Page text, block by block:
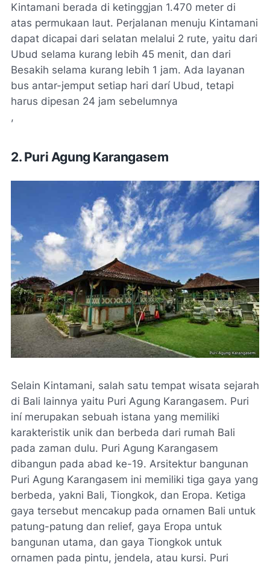
Kintamani berada di ketinggjan 1.470 meter di
atas permukaan laut. Perjalanan menuju Kintamani
dapat dicapai dari selatan melalui 2 rute, yaitu dari
Ubud selama kurang lebih 45 menit, dan dari
Besakih selama kurang lebih 1 jam. Ada layanan
bus antar-jemput setiap hari darí Ubud, tetapi
harus dipesan 24 jam sebelumnya
,
2. Puri Agung Karangasem
Selain Kintamani, salah satu tempat wisata sejarah
di Bali lainnya yaitu Puri Agung Karangasem. Puri
iní merupakan sebuah istana yang memiliki
karakteristik unik dan berbeda dari rumah Bali
pada zaman dulu. Puri Agung Karangasem
dibangun pada abad ke-19. Arsitektur bangunan
Puri Agung Karangasem ini memiliki tiga gaya yang
berbeda, yakni Bali, Tiongkok, dan Eropa. Ketiga
gaya tersebut mencakup pada ornamen Bali untuk
patung-patung dan relief, gaya Eropa untuk
bangunan utama, dan gaya Tiongkok untuk
ornamen pada pintu, jendela, atau kursi. Puri